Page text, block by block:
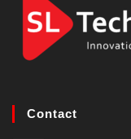
Contact